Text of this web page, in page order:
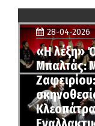
28-04-2026
«Η λέξη»
Μπαλτάς: